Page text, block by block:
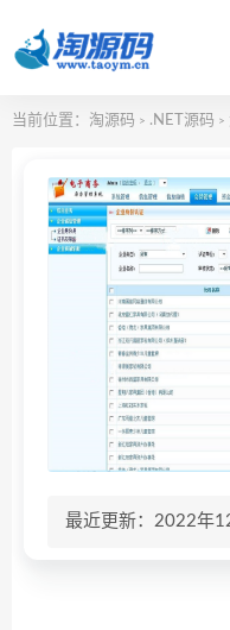
当前位置： 淘源码 > .NET源码 >
最近更新：2022年